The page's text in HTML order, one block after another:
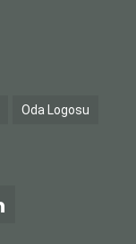
Oda Logosu